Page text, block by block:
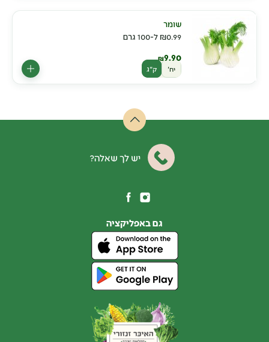
יח' ק"ג
שומר
₪0.99 ל-100 גרם
₪9.90
יש לך שאלה?
גם באפליקציה